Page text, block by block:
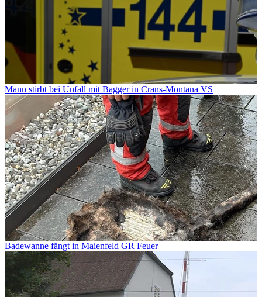
Mann stirbt bei Unfall mit Bagger in Crans-Montana VS
Badewanne fängt in Maienfeld GR Feuer